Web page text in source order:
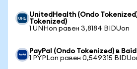
UnitedHealth (Ondo
Tokenized)
1 UNHon равен 3,8184 BIDUon
PayPal (Ondo Tokenized) в
1 PYPLon равен 0,549315